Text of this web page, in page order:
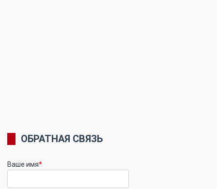
ОБРАТНАЯ СВЯЗЬ
Ваше имя*